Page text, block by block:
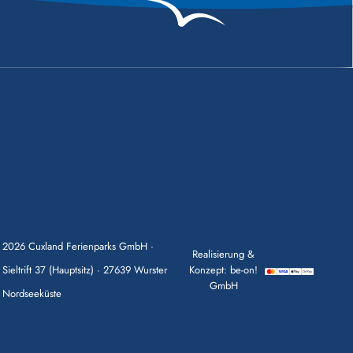
2026 Cuxland Ferienparks GmbH ·
Sieltrift 37 (Hauptsitz) · 27639 Wurster
Nordseeküste
Realisierung &
Konzept: be-on!
GmbH